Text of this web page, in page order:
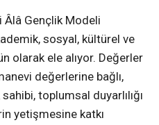
Âlâ Gençlik Modeli
sosyal, kültürel ve
olarak ele alıyor. Değerler
değerlerine bağlı,
toplumsal duyarlılığı
yetişmesine katkı